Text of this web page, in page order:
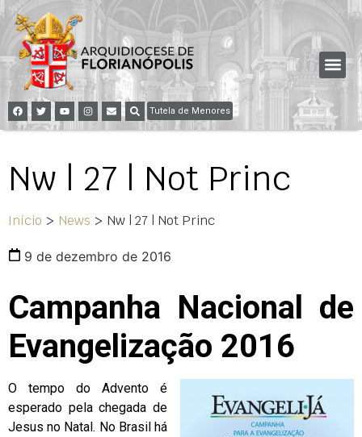
Tutela de Menores
Nw | 27 | Not Princ
Início > News > Nw | 27 | Not Princ
9 de dezembro de 2016
Campanha Nacional de
Evangelização 2016
O tempo do Advento é
esperado pela chegada de
Jesus no Natal. No Brasil há